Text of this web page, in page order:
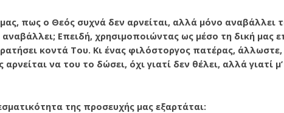
πως ο Θεός συχνά δεν αρνείται, αλλά μόνο αναβάλλει
αναβάλλει; Επειδή, χρησιμοποιώντας ως μέσο τη δική μας
κο­ντά Του. Κι ένας φιλόστοργος πατέρας,
να του το δώσει, όχι γιατί δεν θέλει, αλλά γιατί
της προσευ­χής μας εξαρτάται: